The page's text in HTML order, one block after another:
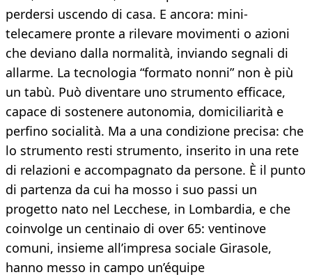
perdersi uscendo di casa. E ancora: mini-
telecamere pronte a rilevare movimenti o azioni
che deviano dalla normalità, inviando segnali di
allarme. La tecnologia “formato nonni” non è più
un tabù. Può diventare uno strumento efficace,
capace di sostenere autonomia, domiciliarità e
perfino socialità. Ma a una condizione precisa: che
lo strumento resti strumento, inserito in una rete
di relazioni e accompagnato da persone. È il punto
di partenza da cui ha mosso i suo passi un
progetto nato nel Lecchese, in Lombardia, e che
coinvolge un centinaio di over 65: ventinove
comuni, insieme all’impresa sociale Girasole,
hanno messo in campo un’équipe